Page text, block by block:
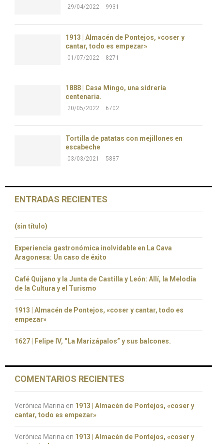
29/04/2022 9931
1913 | Almacén de Pontejos, «coser y
cantar, todo es empezar»
01/07/2022 8271
1888 | Casa Mingo, una sidrería
centenaria.
20/05/2022 6702
Tortilla de patatas con mejillones en
escabeche
03/03/2021 5887
ENTRADAS RECIENTES
(sin título)
Experiencia gastronómica inolvidable en La Cava
Aragonesa: Un caso de éxito
Café Quijano y la Junta de Castilla y León: Allí, la Melodía
de la Cultura y el Turismo
1913 | Almacén de Pontejos, «coser y cantar, todo es
empezar»
1627 | Felipe IV, “La Marizápalos” y sus balcones.
COMENTARIOS RECIENTES
Verónica Marina en 1913 | Almacén de Pontejos, «coser y
cantar, todo es empezar»
Verónica Marina en 1913 | Almacén de Pontejos, «coser y